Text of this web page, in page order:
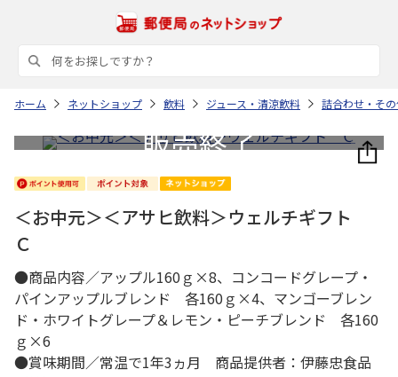
ホーム ネットショップ 飲料 ジュース・清涼飲料 詰合わせ・そ
＜お中元＞＜アサヒ飲料＞ウェルチギフト
Ｃ
●商品内容／アップル160ｇ×8、コンコードグレープ・
パインアップルブレンド 各160ｇ×4、マンゴーブレン
ド・ホワイトグレープ＆レモン・ピーチブレンド 各160
ｇ×6
●賞味期間／常温で1年3ヵ月 商品提供者：伊藤忠食品